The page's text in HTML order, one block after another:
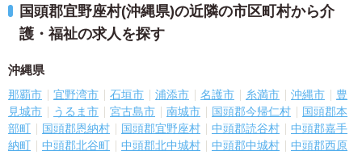
国頭郡宜野座村(沖縄県)の近隣の市区町村から介
護・福祉の求人を探す
沖縄県
那覇市 宜野湾市 石垣市 浦添市 名護市 糸満市 沖縄市
豊
見城市
うるま市 宮古島市 南城市 国頭郡今帰仁村
国頭郡本
部町
国頭郡恩納村 国頭郡宜野座村 中頭郡読谷村
中頭郡嘉手
納町
中頭郡北谷町 中頭郡北中城村 中頭郡中城村
中頭郡西原